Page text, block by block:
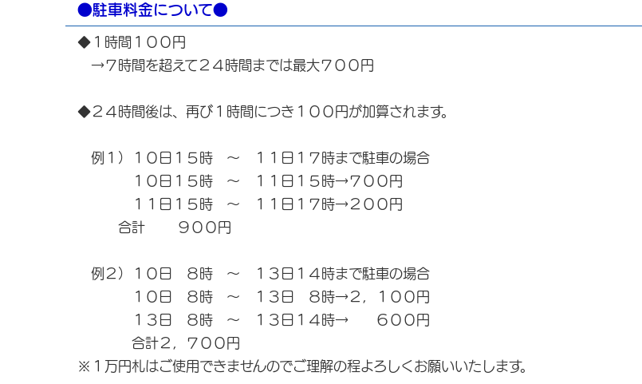
●駐車料金について●
◆１時間１００円
→７時間を超えて２４時間までは最大７００円
◆２４時間後は、再び１時間につき１００円が加算されます。
例１）１０日１５時 ～ １１日１７時まで駐車の場合
１０日１５時 ～ １１日１５時→７００円
１１日１５時 ～ １１日１７時→２００円
合計 ９００円
例２）１０日 ８時 ～ １３日１４時まで駐車の場合
１０日 ８時 ～ １３日 ８時→２，１００円
１３日 ８時 ～ １３日１４時→ ６００円
合計２，７００円
※１万円札はご使用できませんのでご理解の程よろしくお願いいたします。